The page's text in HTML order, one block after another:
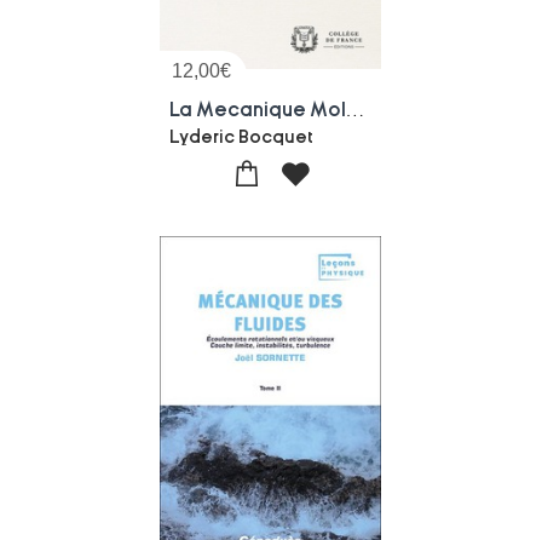
12,00€
Lyderic Bocquet